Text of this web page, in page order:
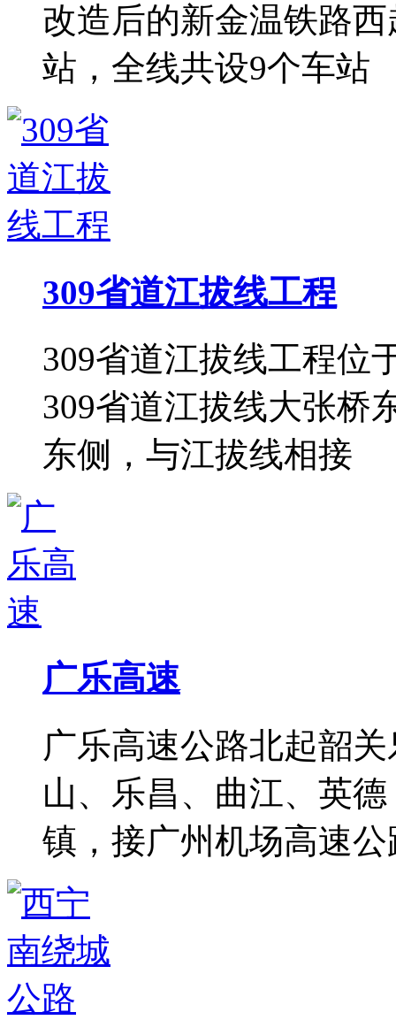
改造后的新金温铁路
站，全线共设9个车站
309省道江拔线工程
309省道江拔线工程位
309省道江拔线大张桥
东侧，与江拔线相接
广乐高速
广乐高速公路北起韶
山、乐昌、曲江、英
镇，接广州机场高速